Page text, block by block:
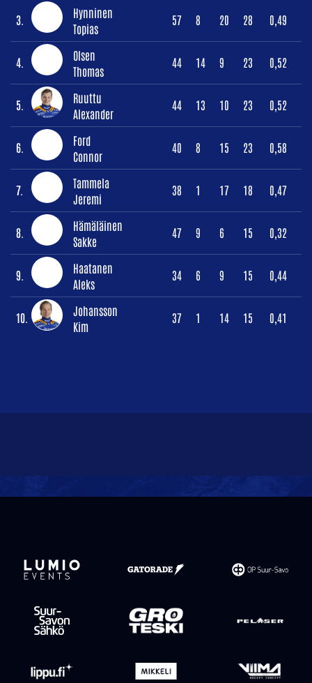
3.
Hynninen
Topias
57 8 20 28 0,49
4.
Olsen
Thomas
44 14 9 23 0,52
5.
Ruuttu
Alexander
44 13 10 23 0,52
6.
Ford
Connor
40 8 15 23 0,58
7.
Tammela
Jeremi
38 1 17 18 0,47
8.
Hämäläinen
Sakke
47 9 6 15 0,32
9.
Haatanen
Aleks
34 6 9 15 0,44
10.
Johansson
Kim
37 1 14 15 0,41